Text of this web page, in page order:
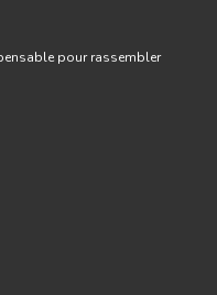
pour rassembler